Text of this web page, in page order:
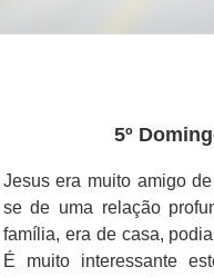
5º
Jesus era muito amigo
se de uma relação
família, era de casa,
É muito interessante